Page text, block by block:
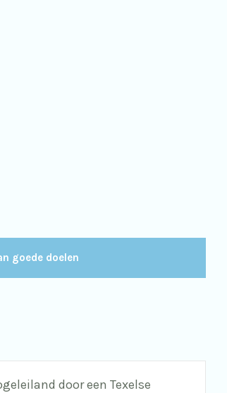
goede doelen
door een Texelse